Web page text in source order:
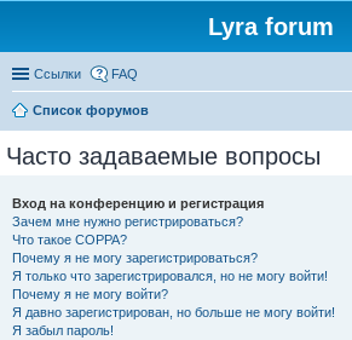
Lyra forum
Ссылки FAQ
Список форумов
Часто задаваемые вопросы
Вход на конференцию и регистрация
Зачем мне нужно регистрироваться?
Что такое COPPA?
Почему я не могу зарегистрироваться?
Я только что зарегистрировался, но не могу войти!
Почему я не могу войти?
Я давно зарегистрирован, но больше не могу войти!
Я забыл пароль!